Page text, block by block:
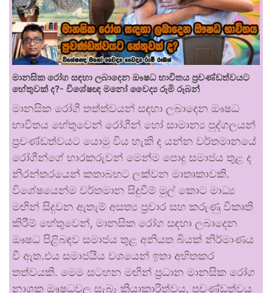
මානසික රෝග සඳහා ලබාදෙන ඖෂධ භාවිතය ප්‍රචණ්ඩත්වයට
හේතුවක් ද?- විශේෂඥ මනෝ වෛද්‍ය රූමි රූබන්
මානසික රෝගී තත්ත්වයන් සඳහා ලබාදෙන ඖෂධ
භාවිතය හේතුවෙන් රෝගීන් හෝ සාමාන්‍ය පුද්ගලයන්
ප්‍රචණ්ඩත්වයට යොමු විය හැකි ද යන්න වර්තමානයේ
රෝගීන්ගේ භාරකරුවන් මෙන්ම පොදු සමාජය තුළ ද
නිරන්තරයෙන් කතාබහට ලක්වන මාතෘකාවකි.
විශේෂයෙන්ම වර්තමාන සිදුවීම් මුල් කොට මාධ්‍ය
මඟින් සිදුවන ඇතැම් අසත්‍ය ප්‍රචාර සහ කරුණු විකෘති
කිරීම් හේතුවෙන්, මානසික රෝග සඳහා ලබාදෙන
ඖෂධ පිළිබඳව සමාජය තුළ අනියත බියක් නිර්මාණය
වී ඇත.එය සමාජයීය වශයෙන් ඉතා අහිතකර
තත්වයකි. මෙම සටහන මඟින් ප්‍රධාන මානසික රෝග
නාශක ඖෂධවල සැබෑ ක්‍රියාකාරීත්වය, ප්‍රචණ්ඩත්වය